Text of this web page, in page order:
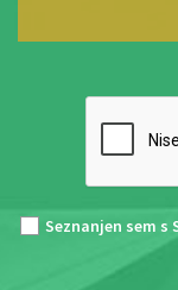
Seznanjen sem s